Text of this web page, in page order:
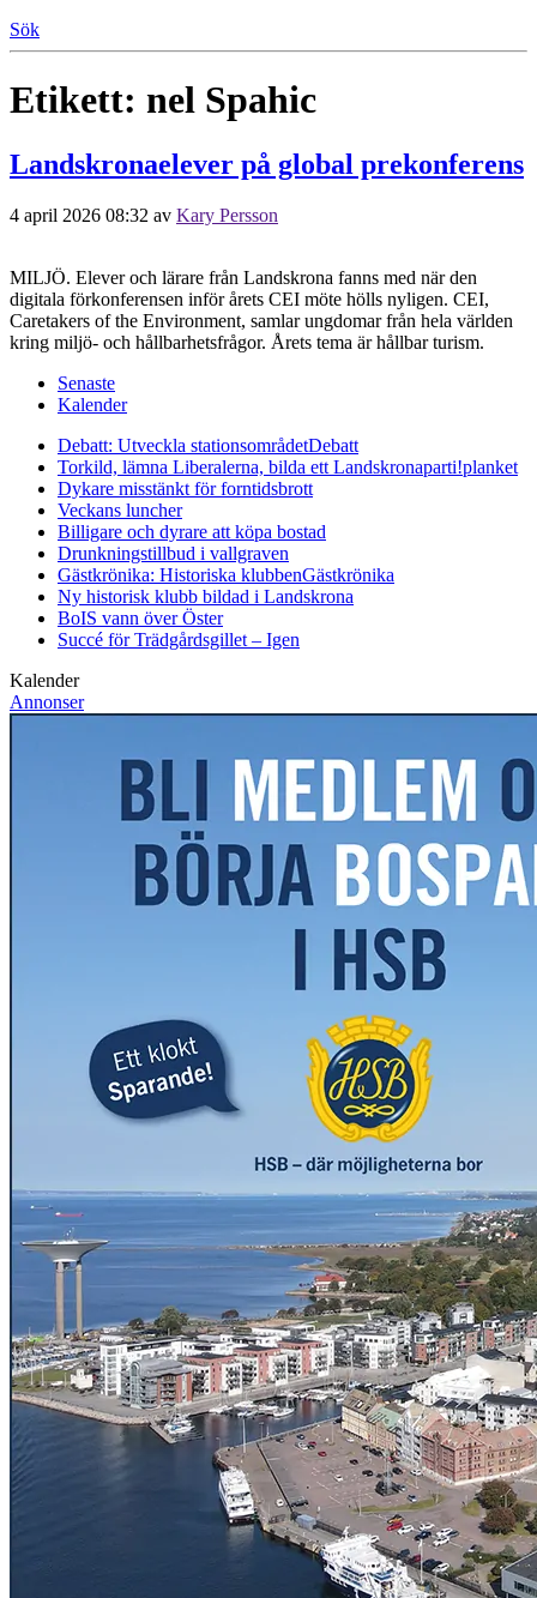
Sök
Etikett: nel Spahic
Landskronaelever på global prekonferens
4 april 2026 08:32 av Kary Persson
MILJÖ. Elever och lärare från Landskrona fanns med när den
digitala förkonferensen inför årets CEI möte hölls nyligen. CEI,
Caretakers of the Environment, samlar ungdomar från hela världen
kring miljö- och hållbarhetsfrågor. Årets tema är hållbar turism.
Senaste
Kalender
Debatt: Utveckla stationsområdetDebatt
Torkild, lämna Liberalerna, bilda ett Landskronaparti!planket
Dykare misstänkt för forntidsbrott
Veckans luncher
Billigare och dyrare att köpa bostad
Drunkningstillbud i vallgraven
Gästkrönika: Historiska klubbenGästkrönika
Ny historisk klubb bildad i Landskrona
BoIS vann över Öster
Succé för Trädgårdsgillet – Igen
Kalender
Annonser